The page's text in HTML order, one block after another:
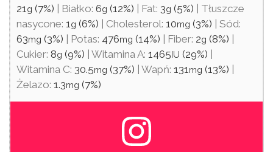
21 g (7%) | Białko: 6g (12%) | Fat: 3g (5%) | Tłuszcze
nasycone: 1 g (6%) | Cholesterol: 10mg (3%) | Sód:
63mg (3%) | Potas: 476mg (14%) | Fiber: 2g (8%) |
Cukier: 8g (9%) | Witamina A: 1465IU (29%) |
Witamina C: 30.5mg (37%) | Wapń: 131 mg (13%) |
Żelazo: 1.3mg (7%)